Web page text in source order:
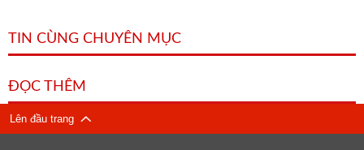
TIN CÙNG CHUYÊN MỤC
ĐỌC THÊM
Lên đầu trang